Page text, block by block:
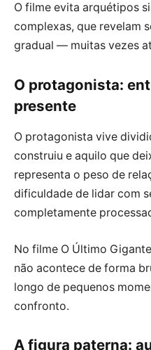
O filme evita arquétipos
complexas, que revelam
gradual — muitas vezes
O protagonista:
presente
O protagonista vive
construiu e aquilo que
representa o peso de
dificuldade de lidar com
completamente
No filme O Último
não acontece de forma
longo de pequenos
confronto.
A figura paterna: